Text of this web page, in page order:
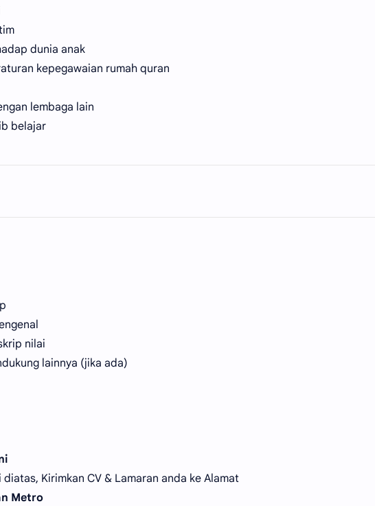
dunia anak
kepegawaian rumah quran
lembaga lain
belajar
nilai
lainnya (jika ada)
Kirimkan CV & Lamaran anda ke Alamat
Metro